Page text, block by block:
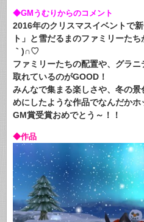
◆GMうむりからのコメント
2016年のクリスマスイベントで
ト」と雪だるまのファミリーた
｀)∩♡
ファミリーたちの配置や、グラ
取れているのがGOOD！
みんなで集まる楽しさや、冬の
めにしたような作品でなんだか
GM賞受賞おめでとう～！！
◆作品